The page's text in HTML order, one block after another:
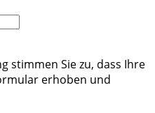
stimmen Sie zu, dass Ihre
erhoben und